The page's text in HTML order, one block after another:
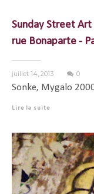
Sunday Street
rue Bonaparte -
juillet 14, 2013 0
Sonke, Mygalo
Lire la suite